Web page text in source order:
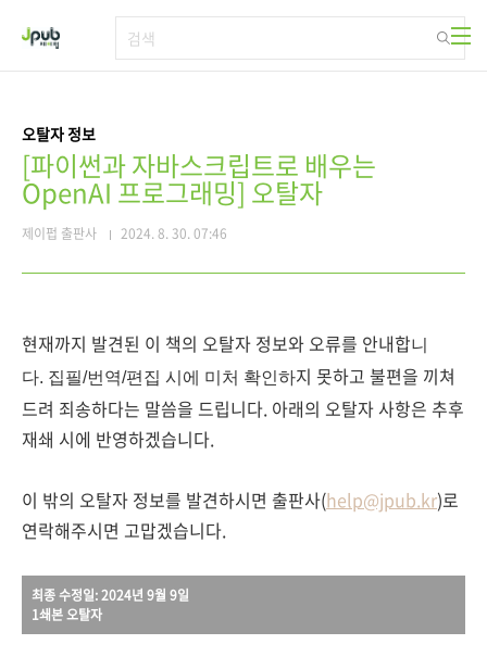
오탈자 정보
[파이썬과 자바스크립트로 배우는
OpenAI 프로그래밍] 오탈자
제이펍 출판사 2024. 8. 30. 07:46
현재까지 발견된 이 책의 오탈자 정보와 오류를 안내합니
다. 집필/번역/편집 시에 미처 확인하지 못하고 불편을 끼쳐
드려 죄송하다는 말씀을 드립니다. 아래의 오탈자 사항은 추후
재쇄 시에 반영하겠습니다.
이 밖의 오탈자 정보를 발견하시면 출판사(help@jpub.kr)로
연락해주시면 고맙겠습니다.
최종 수정일: 2024년 9월 9일
1쇄본 오탈자